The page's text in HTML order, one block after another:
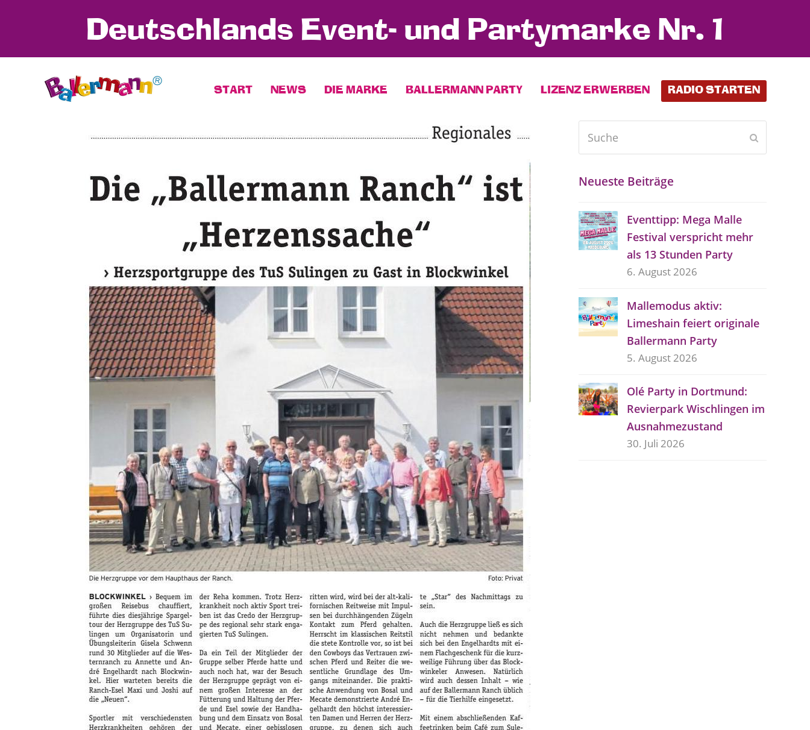
Deutschlands Event- und Partymarke Nr. 1
START NEWS DIE MARKE BALLERMANN PARTY LIZENZ ERWERBEN RADIO STARTEN
Neueste Beiträge
Eventtipp: Mega Malle
Festival verspricht mehr
als 13 Stunden Party
6. August 2026
Mallemodus aktiv:
Limeshain feiert originale
Ballermann Party
5. August 2026
Olé Party in Dortmund:
Revierpark Wischlingen im
Ausnahmezustand
30. Juli 2026